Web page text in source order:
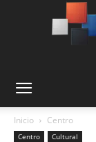
Inicio Centro
Centro Cultural